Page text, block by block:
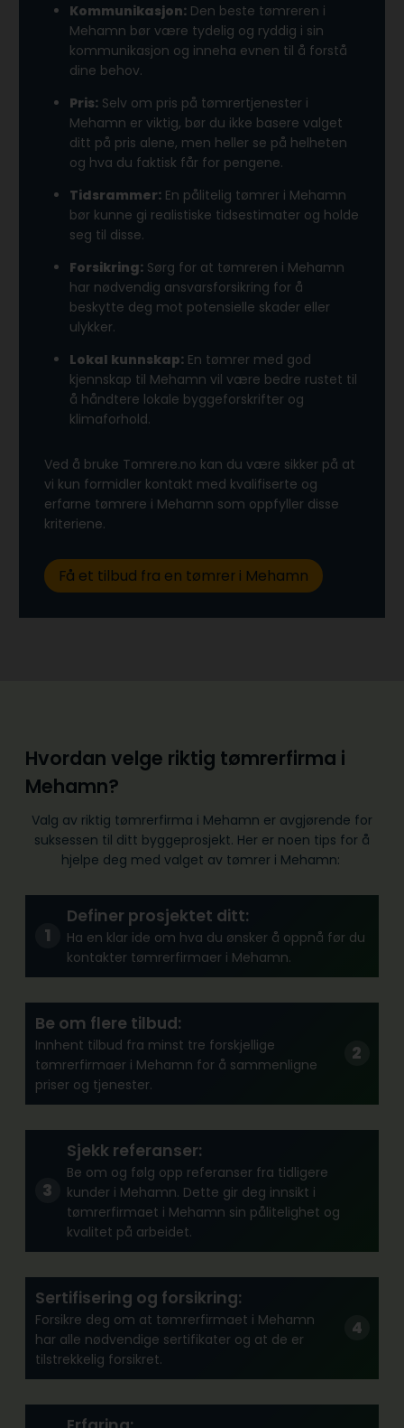
Kommunikasjon: Den beste tømreren i
Mehamn bør være tydelig og ryddig i sin
kommunikasjon og inneha evnen til å forstå
dine behov.
Pris: Selv om pris på tømrertjenester i
Mehamn er viktig, bør du ikke basere valget
ditt på pris alene, men heller se på helheten
og hva du faktisk får for pengene.
Tidsrammer: En pålitelig tømrer i Mehamn
bør kunne gi realistiske tidsestimater og holde
seg til disse.
Forsikring: Sørg for at tømreren i Mehamn
har nødvendig ansvarsforsikring for å
beskytte deg mot potensielle skader eller
ulykker.
Lokal kunnskap: En tømrer med god
kjennskap til Mehamn vil være bedre rustet til
å håndtere lokale byggeforskrifter og
klimaforhold.
Ved å bruke Tomrere.no kan du være sikker på at
vi kun formidler kontakt med kvalifiserte og
erfarne tømrere i Mehamn som oppfyller disse
kriteriene.
Få et tilbud fra en tømrer i Mehamn
Hvordan velge riktig tømrerfirma i
Mehamn?
Valg av riktig tømrerfirma i Mehamn er avgjørende for
suksessen til ditt byggeprosjekt. Her er noen tips for å
hjelpe deg med valget av tømrer i Mehamn:
Definer prosjektet ditt:
Ha en klar ide om hva du ønsker å oppnå før du
kontakter tømrerfirmaer i Mehamn.
Be om flere tilbud:
Innhent tilbud fra minst tre forskjellige
tømrerfirmaer i Mehamn for å sammenligne
priser og tjenester.
Sjekk referanser:
Be om og følg opp referanser fra tidligere
kunder i Mehamn. Dette gir deg innsikt i
tømrerfirmaet i Mehamn sin pålitelighet og
kvalitet på arbeidet.
Sertifisering og forsikring:
Forsikre deg om at tømrerfirmaet i Mehamn
har alle nødvendige sertifikater og at de er
tilstrekkelig forsikret.